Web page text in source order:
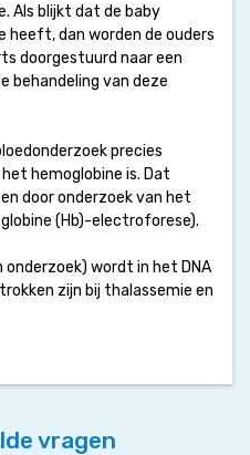
Als blijkt dat de baby
dan worden de ouders
doorgestuurd naar een
behandeling van deze
precies
hemoglobine is. Dat
door onderzoek van het
(Hb)-electroforese).
onderzoek) wordt in het DNA
zijn bij thalassemie en
vragen